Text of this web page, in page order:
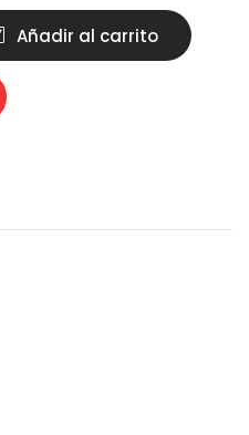
Añadir al carrito